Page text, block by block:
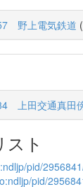
野上電気鉄道 (
上田交通真田
ト
pid/
pid/